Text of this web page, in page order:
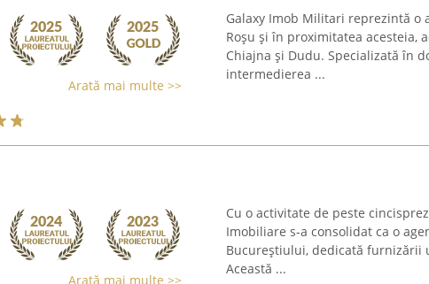
Arată mai multe >>
Galaxy Imob Militari reprezintă o
Roșu și în proximitatea acesteia,
Chiajna și Dudu. Specializată în
intermedierea ...
Arată mai multe >>
Cu o activitate de peste
Imobiliare s-a consolidat ca o
Bucureștiului, dedicată furnizării
Această ...